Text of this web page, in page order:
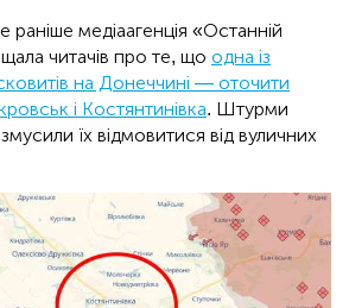
раніше медіаагенція «Останній
читачів про те, що одна із
на Донеччині — оточити
і Костянтинівка. Штурми
їх відмовитися від вуличних